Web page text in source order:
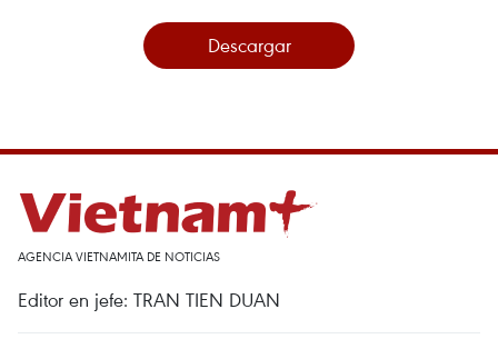
Descargar
AGENCIA VIETNAMITA DE NOTICIAS
Editor en jefe: TRAN TIEN DUAN